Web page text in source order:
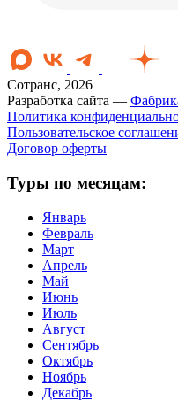
Сотранс, 2026
Разработка сайта —
Политика
Пользовательское
Договор оферты
Туры по месяцам:
Январь
Февраль
Март
Апрель
Май
Июнь
Июль
Август
Сентябрь
Октябрь
Ноябрь
Декабрь